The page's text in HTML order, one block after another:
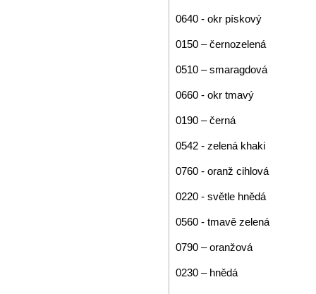
0640 - okr pískový
0150 – černozelená
0510 – smaragdová
0660 - okr tmavý
0190 – černá
0542 - zelená khaki
0760 - oranž cihlová
0220 - světle hnědá
0560 - tmavě zelená
0790 – oranžová
0230 – hnědá